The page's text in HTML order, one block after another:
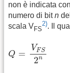
non è indicata
numero di bitn
scala V FS
2). Il
Q =
VF S
2n
FS